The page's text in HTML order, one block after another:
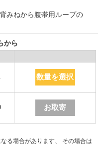
みねから腹帯用ループの
から
数量を選択
お取寄
る場合があります、 その場合は